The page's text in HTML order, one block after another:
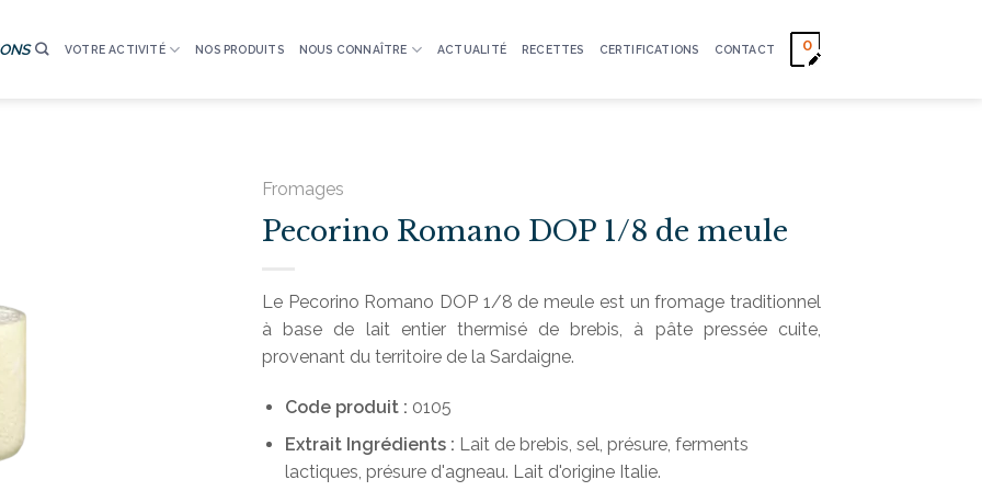
VOTRE ACTIVITÉ NOS PRODUITS NOUS CONNAÎTRE ACTUALITÉ RECETTES CERTIFICATIONS CONTACT 0
Fromages
Pecorino Romano DOP 1/8 de meule
Le Pecorino Romano DOP 1/8 de meule est un fromage traditionnel
à base de lait entier thermisé de brebis, à pâte pressée cuite,
provenant du territoire de la Sardaigne.
Code produit : 0105
Extrait Ingrédients : Lait de brebis, sel, présure, ferments
lactiques, présure d'agneau. Lait d'origine Italie.